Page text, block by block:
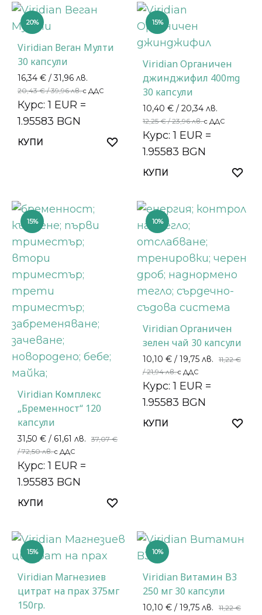
20%
Viridian Веган Мулти
30 капсули
16,34 € / 31,96 лв.
20,43€/ 39,96 лв.с ДДС
Курс: 1 EUR =
1.95583 BGN
КУПИ
15%
Viridian Органичен
джинджифил 400mg
30 капсули
10,40 € / 20,34 лв.
12,25€/ 23,96 лв.с ДДС
Курс: 1 EUR =
1.95583 BGN
КУПИ
15%
Viridian Комплекс
„Бременност“ 120
капсули
31,50 € / 61,61 лв. 37,07€
/ 72,50 лв.с ДДС
Курс: 1 EUR =
1.95583 BGN
КУПИ
10%
Viridian Органичен
зелен чай 30 капсули
10,10 € / 19,75 лв. 11,22€
/ 21,94 лв.с ДДС
Курс: 1 EUR =
1.95583 BGN
КУПИ
15%
Viridian Магнезиев
цитрат на прах 375мг
150гр.
10%
Viridian Витамин B3
250 мг 30 капсули
10,10 € / 19,75 лв. 11,22€